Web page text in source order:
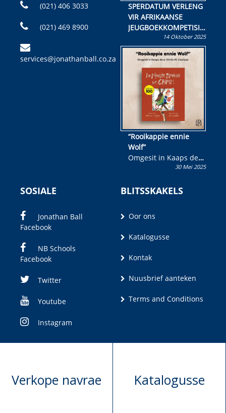
(021) 406 3033
(021) 469 8900
services@jonathanball.co.za
SPERDATUM VERLENG
VIR AFRIKAANSE
JEUGBOEKKOMPETISIE
Skryf ’n jeugboek of
kinderboek en staan ’n
kans om R50 000 te
wen!
14 Oktober 2025
“Rooikappie ennie
Wolf”
Omgesit in Kaaps deur
Olivia M. Coetzee30 Mei 2025
SOSIALE
Jonathan Ball
Facebook
NB Schools
Facebook
Twitter
Youtube
Instagram
BLITSSKAKELS
Oor ons
Katalogusse
Kontak
Nuusbrief aanteken
Terms and Conditions
Verkope navrae Katalogusse